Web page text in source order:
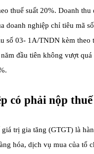
thuế suất 20%. Doanh
doanh nghiệp chỉ tiêu mã
số 03­- 1A/TNDN kèm
đầu tiên không vượt
có phải nộp
trị gia tăng (GTGT) là
hóa, dịch vụ mua của tổ